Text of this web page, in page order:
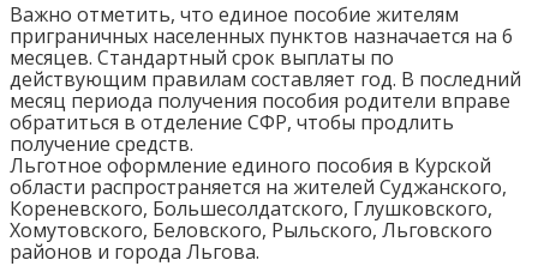
Важно отметить, что единое пособие жителям
приграничных населенных пунктов назначается на 6
месяцев. Стандартный срок выплаты по
действующим правилам составляет год. В последний
месяц периода получения пособия родители вправе
обратиться в отделение СФР, чтобы продлить
получение средств.
Льготное оформление единого пособия в Курской
области распространяется на жителей Суджанского,
Кореневского, Большесолдатского, Глушковского,
Хомутовского, Беловского, Рыльского, Льговского
районов и города Льгова.